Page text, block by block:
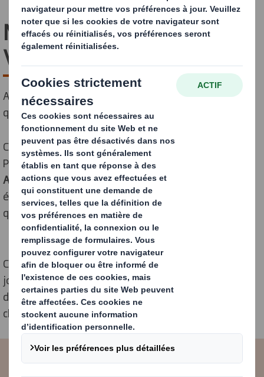
Marina Pierre : DS Smith
Velin
Agir concrètement pour la planète, sur le terrain et au
quotidien
Collaboratrice deDS Smith Velin depuis 15 ans
Pierre s’est engagée naturellement comme
Ambassadrice RSE, portée par la volonté de faire
évoluer les pratiques, aussi bien au sein de l’entreprise
que sur son territoire.
Convaincue que les enjeux environnementaux se
jouent à tous les niveaux, Marina a souhaité s’investir
dans une démarche utile, concrète et collective, où
chacun peut contribuer à son échelle.